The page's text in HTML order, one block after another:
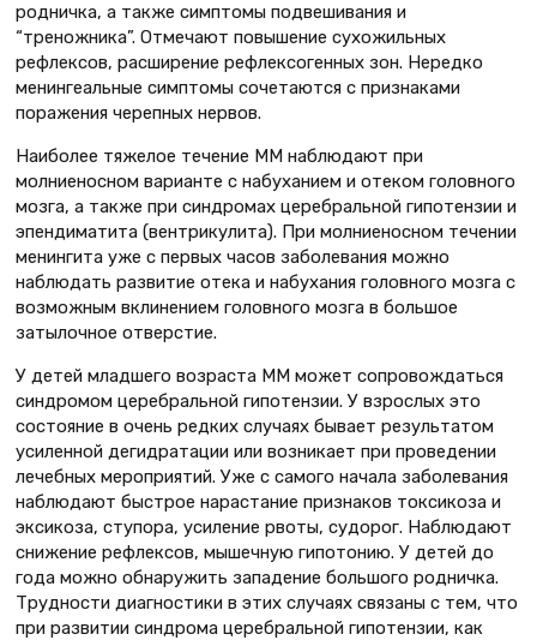
родничка, а также симптомы подвешивания и
“треножника”. Отмечают повышение сухожильных
рефлексов, расширение рефлексогенных зон. Нередко
менингеальные симптомы сочетаются с признаками
поражения черепных нервов.
Наиболее тяжелое течение ММ наблюдают при
молниеносном варианте с набуханием и отеком головного
мозга, а также при синдромах церебральной гипотензии и
эпендиматита (вентрикулита). При молниеносном течении
менингита уже с первых часов заболевания можно
наблюдать развитие отека и набухания головного мозга с
возможным вклинением головного мозга в большое
затылочное отверстие.
У детей младшего возраста ММ может сопровождаться
синдромом церебральной гипотензии. У взрослых это
состояние в очень редких случаях бывает результатом
усиленной дегидратации или возникает при проведении
лечебных мероприятий. Уже с самого начала заболевания
наблюдают быстрое нарастание признаков токсикоза и
эксикоза, ступора, усиление рвоты, судорог. Наблюдают
снижение рефлексов, мышечную гипотонию. У детей до
года можно обнаружить западение большого родничка.
Трудности диагностики в этих случаях связаны с тем, что
при развитии синдрома церебральной гипотензии, как